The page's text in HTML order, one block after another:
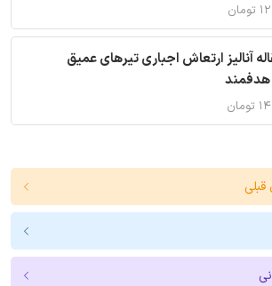
آنالیز ارتعاش اجباری تیرهای عمیق